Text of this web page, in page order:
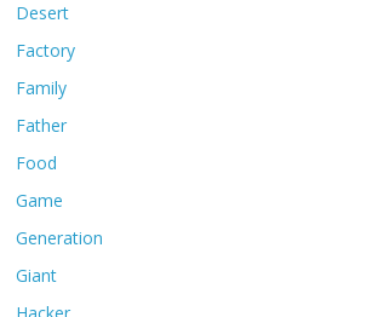
Desert
Factory
Family
Father
Food
Game
Generation
Giant